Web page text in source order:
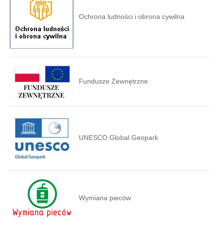
Ochrona ludności i obrona cywilna
Fundusze Zewnętrzne
UNESCO Global Geopark
Wymiana pieców